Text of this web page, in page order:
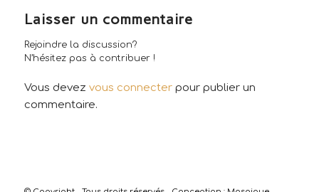
Laisser un commentaire
Rejoindre la discussion?
N’hésitez pas à contribuer !
Vous devez vous connecterpour publier un
commentaire.